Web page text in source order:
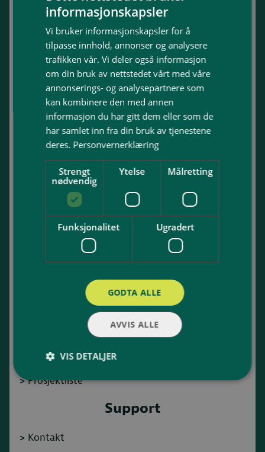
Org nr: NO 935 900 557 MVA
post@brhelgesen.no
Barbroveien 7
3501
Hønefoss
Telefon:32 14 01 40
Meny
Borettslag
Karriere
>Prosjektliste
Support
> Kontakt
informasjonskapsler
Vi bruker informasjonskapsler for å
tilpasse innhold, annonser og analysere
trafikken vår. Vi deler også informasjon
om din bruk av nettstedet vårt med våre
annonserings- og analysepartnere som
kan kombinere den med annen
informasjon du har gitt dem eller som de
har samlet inn fra din bruk av tjenestene
deres. Personvernerklæring
Strengt
nødvendig
Ytelse Målretting
Funksjonalitet Ugradert
GODTA ALLE
AVVIS ALLE
VIS DETALJER